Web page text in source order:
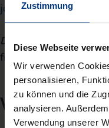
Zustimmung
Diese Webseite
Wir verwenden
personalisieren,
zu können und die
analysieren.
Verwendung unserer
journals.de)eingereicht
Diyâr
publiziert
französischer Sprache.